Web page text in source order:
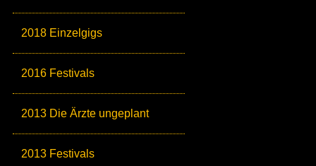
2018 Einzelgigs
2016 Festivals
2013 Die Ärzte ungeplant
2013 Festivals